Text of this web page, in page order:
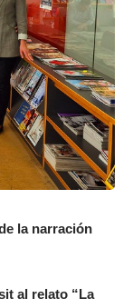
la narración
al relato “La